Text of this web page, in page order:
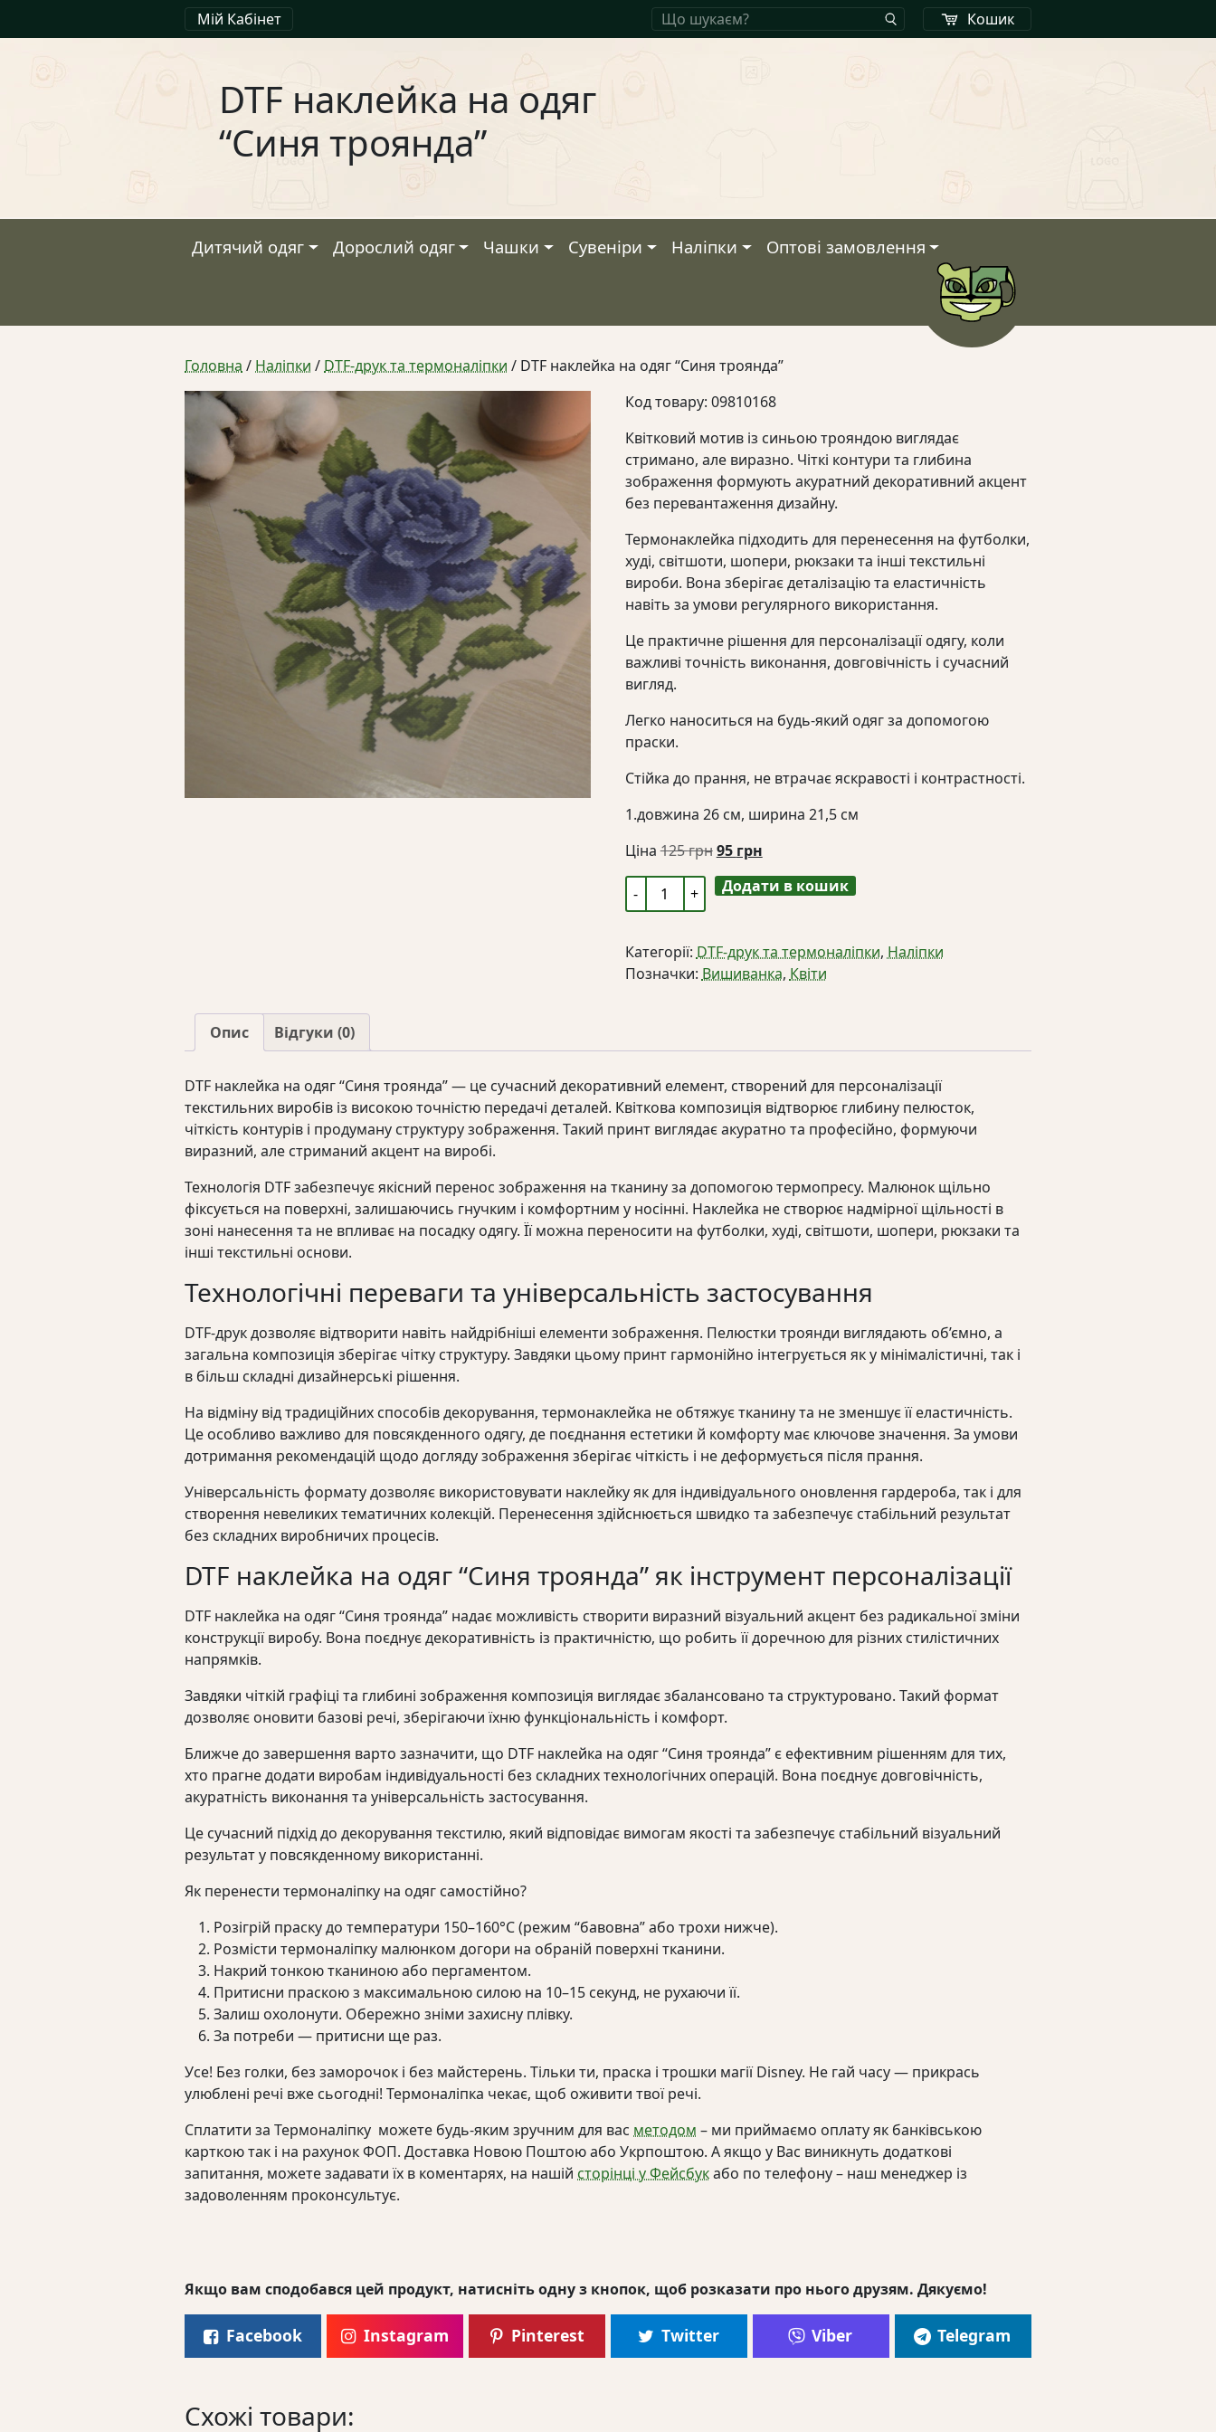
Мій Кабінет Кошик
DTF наклейка на одяг
“Синя троянда”
Дитячий одяг Дорослий одяг Чашки Сувеніри Наліпки Оптові замовлення
Головна / Наліпки / DTF-друк та термоналіпки / DTF наклейка на одяг “Синя троянда”
Код товару: 09810168
Квітковий мотив із синьою трояндою виглядає
стримано, але виразно. Чіткі контури та глибина
зображення формують акуратний декоративний акцент
без перевантаження дизайну.
Термонаклейка підходить для перенесення на футболки,
худі, світшоти, шопери, рюкзаки та інші текстильні
вироби. Вона зберігає деталізацію та еластичність
навіть за умови регулярного використання.
Це практичне рішення для персоналізації одягу, коли
важливі точність виконання, довговічність і сучасний
вигляд.
Легко наноситься на будь-який одяг за допомогою
праски.
Стійка до прання, не втрачає яскравості і контрастності.
1.довжина 26 см, ширина 21,5 см
Ціна125грнОригінальна
ціна:
125 грн.
95 грнПоточна
ціна:
95 грн.
DTF
наклейка
одяг
"Синя
Додати в кошик
Категорії: DTF-друк та термоналіпки, Наліпки
Позначки: Вишиванка, Квіти
Опис Відгуки (0)
DTF наклейка на одяг “Синя троянда” — це сучасний декоративний елемент, створений для персоналізації
текстильних виробів із високою точністю передачі деталей. Квіткова композиція відтворює глибину пелюсток,
чіткість контурів і продуману структуру зображення. Такий принт виглядає акуратно та професійно, формуючи
виразний, але стриманий акцент на виробі.
Технологія DTF забезпечує якісний перенос зображення на тканину за допомогою термопресу. Малюнок щільно
фіксується на поверхні, залишаючись гнучким і комфортним у носінні. Наклейка не створює надмірної щільності в
зоні нанесення та не впливає на посадку одягу. Її можна переносити на футболки, худі, світшоти, шопери, рюкзаки та
інші текстильні основи.
Технологічні переваги та універсальність застосування
DTF-друк дозволяє відтворити навіть найдрібніші елементи зображення. Пелюстки троянди виглядають об’ємно, а
загальна композиція зберігає чітку структуру. Завдяки цьому принт гармонійно інтегрується як у мінімалістичні, так і
в більш складні дизайнерські рішення.
На відміну від традиційних способів декорування, термонаклейка не обтяжує тканину та не зменшує її еластичність.
Це особливо важливо для повсякденного одягу, де поєднання естетики й комфорту має ключове значення. За умови
дотримання рекомендацій щодо догляду зображення зберігає чіткість і не деформується після прання.
Універсальність формату дозволяє використовувати наклейку як для індивідуального оновлення гардероба, так і для
створення невеликих тематичних колекцій. Перенесення здійснюється швидко та забезпечує стабільний результат
без складних виробничих процесів.
DTF наклейка на одяг “Синя троянда” як інструмент персоналізації
DTF наклейка на одяг “Синя троянда” надає можливість створити виразний візуальний акцент без радикальної зміни
конструкції виробу. Вона поєднує декоративність із практичністю, що робить її доречною для різних стилістичних
напрямків.
Завдяки чіткій графіці та глибині зображення композиція виглядає збалансовано та структуровано. Такий формат
дозволяє оновити базові речі, зберігаючи їхню функціональність і комфорт.
Ближче до завершення варто зазначити, що DTF наклейка на одяг “Синя троянда” є ефективним рішенням для тих,
хто прагне додати виробам індивідуальності без складних технологічних операцій. Вона поєднує довговічність,
акуратність виконання та універсальність застосування.
Це сучасний підхід до декорування текстилю, який відповідає вимогам якості та забезпечує стабільний візуальний
результат у повсякденному використанні.
Як перенести термоналіпку на одяг самостійно?
Розігрій праску до температури 150–160°C (режим “бавовна” або трохи нижче).
Розмісти термоналіпку малюнком догори на обраній поверхні тканини.
Накрий тонкою тканиною або пергаментом.
Притисни праскою з максимальною силою на 10–15 секунд, не рухаючи її.
Залиш охолонути. Обережно зніми захисну плівку.
За потреби — притисни ще раз.
Усе! Без голки, без заморочок і без майстерень. Тільки ти, праска і трошки магії Disney. Не гай часу — прикрась
улюблені речі вже сьогодні! Термоналіпка чекає, щоб оживити твої речі.
Сплатити за Термоналіпку можете будь-яким зручним для вас методом – ми приймаємо оплату як банківською
карткою так і на рахунок ФОП. Доставка Новою Поштою або Укрпоштою. А якщо у Вас виникнуть додаткові
запитання, можете задавати їх в коментарях, на нашій сторінці у Фейсбукабо по телефону – наш менеджер із
задоволенням проконсультує.
Якщо вам сподобався цей продукт, натисніть одну з кнопок, щоб розказати про нього друзям. Дякуємо!
Facebook Instagram Pinterest Twitter Viber Telegram
Схожі товари: